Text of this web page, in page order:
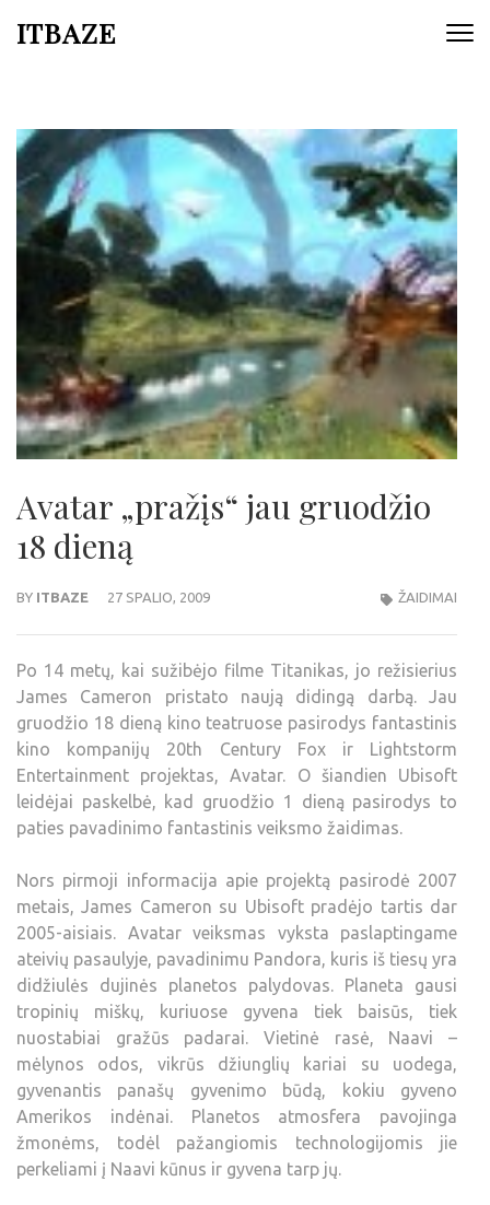
ITBAZE
Avatar „pražįs“ jau gruodžio
18 dieną
BY ITBAZE 27 SPALIO, 2009 ŽAIDIMAI
Po 14 metų, kai sužibėjo filme Titanikas, jo režisierius
James Cameron pristato naują didingą darbą. Jau
gruodžio 18 dieną kino teatruose pasirodys fantastinis
kino kompanijų 20th Century Fox ir Lightstorm
Entertainment projektas, Avatar. O šiandien Ubisoft
leidėjai paskelbė, kad gruodžio 1 dieną pasirodys to
paties pavadinimo fantastinis veiksmo žaidimas.
Nors pirmoji informacija apie projektą pasirodė 2007
metais, James Cameron su Ubisoft pradėjo tartis dar
2005-aisiais. Avatar veiksmas vyksta paslaptingame
ateivių pasaulyje, pavadinimu Pandora, kuris iš tiesų yra
didžiulės dujinės planetos palydovas. Planeta gausi
tropinių miškų, kuriuose gyvena tiek baisūs, tiek
nuostabiai gražūs padarai. Vietinė rasė, Naavi –
mėlynos odos, vikrūs džiunglių kariai su uodega,
gyvenantis panašų gyvenimo būdą, kokiu gyveno
Amerikos indėnai. Planetos atmosfera pavojinga
žmonėms, todėl pažangiomis technologijomis jie
perkeliami į Naavi kūnus ir gyvena tarp jų.